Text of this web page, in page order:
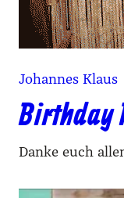
Johannes Klaus
Birthday
Danke euch